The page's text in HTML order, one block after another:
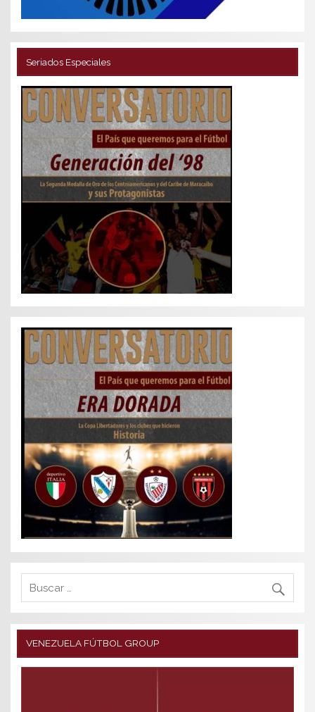
Seriados Especiales
VENEZUELA FÚTBOL GROUP